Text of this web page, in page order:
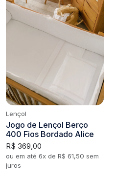
Lençol
Jogo de Lençol Berço
400 Fios Bordado Alice
R$ 369,00
ou em até 6x de R$ 61,50 sem
juros